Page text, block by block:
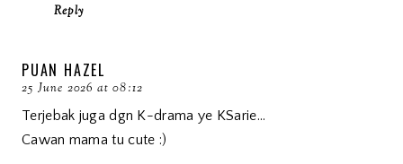
Reply
PUAN HAZEL
25 June 2026 at 08:12
Terjebak juga dgn K-drama ye KSarie...
Cawan mama tu cute :)